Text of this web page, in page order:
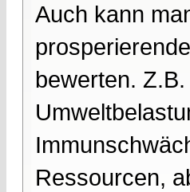
Auch kann
bewerten.
Ressourcen,